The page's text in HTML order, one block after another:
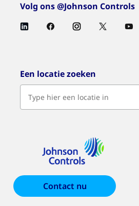
Volg ons @Johnson Controls
Een locatie zoeken
Contact nu